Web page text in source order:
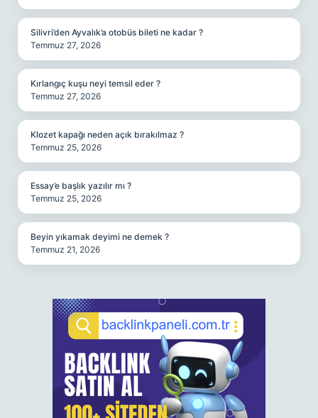
Silivri’den Ayvalık’a otobüs bileti ne kadar ?
Temmuz 27, 2026
Kırlangıç kuşu neyi temsil eder ?
Temmuz 27, 2026
Klozet kapağı neden açık bırakılmaz ?
Temmuz 25, 2026
Essay’e başlık yazılır mı ?
Temmuz 25, 2026
Beyin yıkamak deyimi ne demek ?
Temmuz 21, 2026